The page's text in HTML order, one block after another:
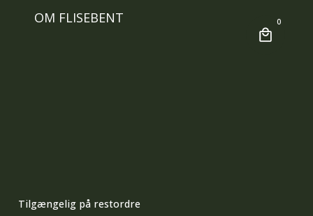
OM FLISEBENT 0
Tilgængelig på restordre